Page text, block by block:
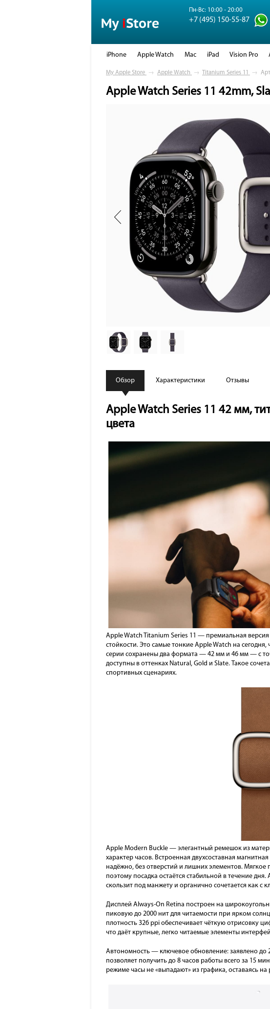
Пн-Вс: 10:00 - 20:00
+7 (495) 150-55-87
iPhone Apple Watch Mac iPad Vision Pro
My Apple Store → Apple Watch → Titanium Series 11 →
Apple Watch Series 11 42mm,
Обзор Характеристики Отзывы
Apple Watch Series 11 42 мм,
цвета
Apple Watch Titanium Series 11 — премиальная
стойкости. Это самые тонкие Apple Watch на
серии сохранены два формата — 42 мм и 46 мм — с
доступны в оттенках Natural, Gold и Slate. Такое
спортивных сценариях.
Apple Modern Buckle — элегантный ремешок из
характер часов. Встроенная двухсоставная
надёжно, без отверстий и лишних элементов.
поэтому посадка остаётся стабильной в течение
скользит под манжету и органично сочетается как
Дисплей Always-On Retina построен на
пиковую до 2000 нит для читаемости при ярком
плотность 326 ppi обеспечивает чёткую отрисовку
что даёт крупные, легко читаемые элементы
Автономность — ключевое обновление: заявлено до
позволяет получить до 8 часов работы всего за 15
режиме часы не «выпадают» из графика, оставаясь